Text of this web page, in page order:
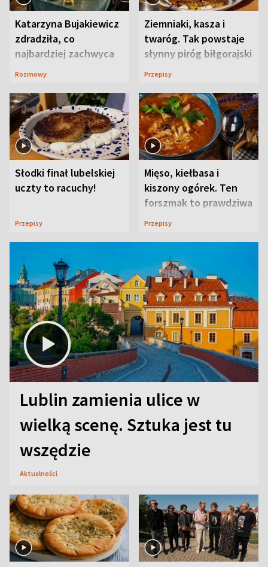
Katarzyna Bujakiewicz
zdradziła, co
najbardziej zachwyca
ją w Lublinie
Rozmowy
Ziemniaki, kasza i
twaróg. Tak powstaje
słynny piróg biłgorajski
Przepisy
Słodki finał lubelskiej
uczty to racuchy!
Przepisy
Mięso, kiełbasa i
kiszony ogórek. Ten
forszmak to prawdziwa
uczta
Przepisy
Lublin zamienia ulice w
wielką scenę. Sztuka jest tu
wszędzie
Aktualności